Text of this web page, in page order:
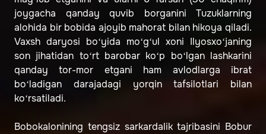
joygacha qanday quvib borganini Tuzuklarning
alohida bir bobida ajoyib mahorat bilan hikoya qiladi.
Vaxsh daryosi bo‘yida mo‘g‘ul xoni Ilyosxo‘janing
son jihatidan to‘rt barobar ko‘p bo‘lgan lashkarini
qanday tor-mor etgani ham avlodlarga ibrat
bo‘ladigan darajadagi yorqin tafsilotlari bilan
ko‘rsatiladi.
Bobokalonining tengsiz sarkardalik tajribasini Bobur